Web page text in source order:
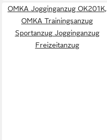
OMKA Jogginganzug OK201K,
OMKA Trainingsanzug
Sportanzug Jogginganzug
Freizeitanzug